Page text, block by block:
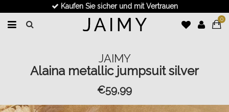
Kaufen Sie sicher und mit Vertrauen
0
JAIMY
Alaina metallic jumpsuit silver
€59,99